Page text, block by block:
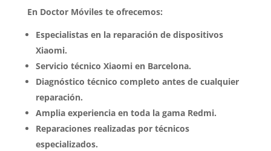
En Doctor Móviles te ofrecemos:
Especialistas en la reparación de dispositivos
Xiaomi.
Servicio técnico Xiaomi en Barcelona.
Diagnóstico técnico completo antes de cualquier
reparación.
Amplia experiencia en toda la gama Redmi.
Reparaciones realizadas por técnicos
especializados.